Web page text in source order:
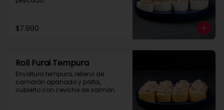
$7.990
Roll Furai Tempura
Envoltura tempura, relleno de
camarón apanado y palta,
cubierto con ceviche de salmón.